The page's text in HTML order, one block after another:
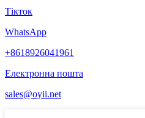
Тікток
WhatsApp
+8618926041961
Електронна пошта
sales@oyii.net